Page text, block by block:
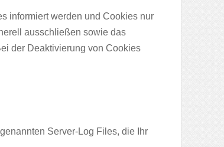
informiert werden und Cookies nur
ausschließen sowie das
der Deaktivierung von Cookies
Server-Log Files, die Ihr